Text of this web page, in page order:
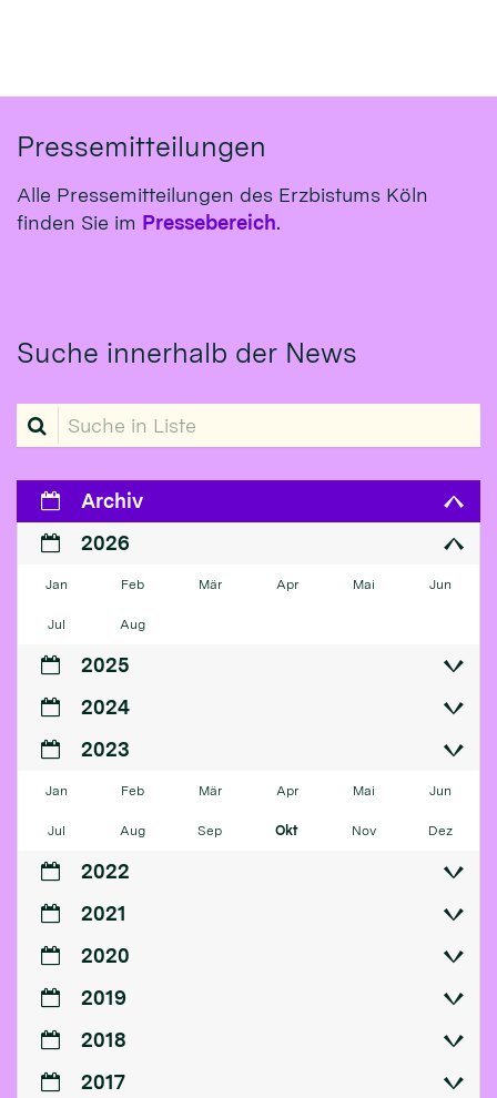
Pressemitteilungen
Alle Pressemitteilungen des Erzbistums Köln
finden Sie im Pressebereich.
Suche innerhalb der News
Suche in Liste
Archiv
2026
Jan Feb Mär Apr Mai Jun
Jul Aug
2025
2024
2023
Jan Feb Mär Apr Mai Jun
Jul Aug Sep Okt Nov Dez
2022
2021
2020
2019
2018
2017